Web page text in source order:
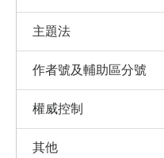
主題法
作者號及輔助區分號
權威控制
其他